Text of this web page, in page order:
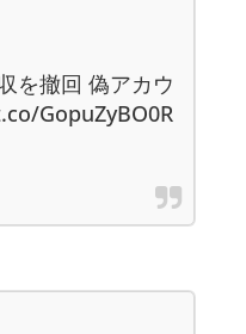
を撤回 偽アカウ
GopuZyBO0R